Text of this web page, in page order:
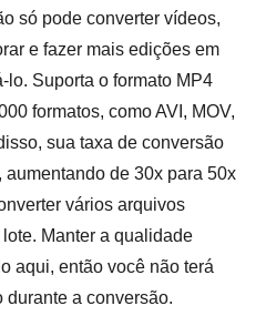
só pode converter vídeos,
e fazer mais edições em
lo. Suporta o formato MP4
formatos, como AVI, MOV,
sua taxa de conversão
de 30x para 50x
vários arquivos
Manter a qualidade
aqui, então você não terá
durante a conversão.